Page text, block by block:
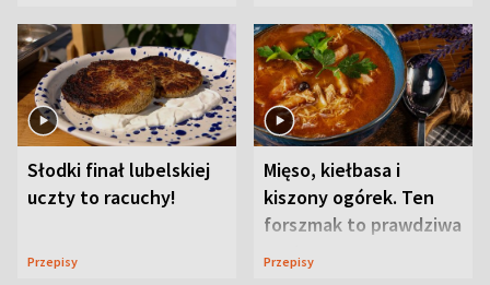
Słodki finał lubelskiej
uczty to racuchy!
Przepisy
Mięso, kiełbasa i
kiszony ogórek. Ten
forszmak to prawdziwa
uczta
Przepisy